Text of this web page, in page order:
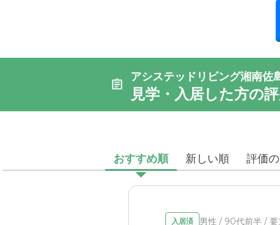
アシステッドリビング湘南佐
見学・入居した方の
おすすめ順 新しい順 評価
入居済 男性 / 90代前半 / 要